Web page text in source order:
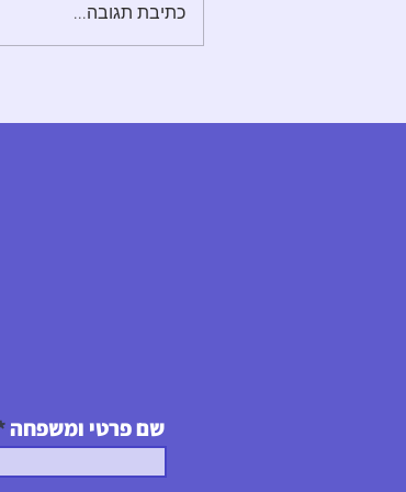
כתיבת תגובה...
שם פרטי ומשפחה